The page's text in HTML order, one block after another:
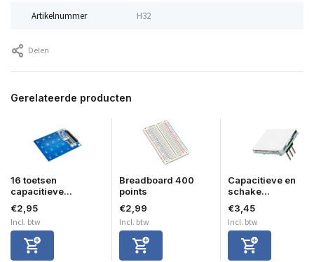
Artikelnummer H32
Delen
Gerelateerde producten
16 toetsen
capacitieve...
€2,95
Incl. btw
Breadboard 400
points
€2,99
Incl. btw
Capacitieve en
schake...
€3,45
Incl. btw